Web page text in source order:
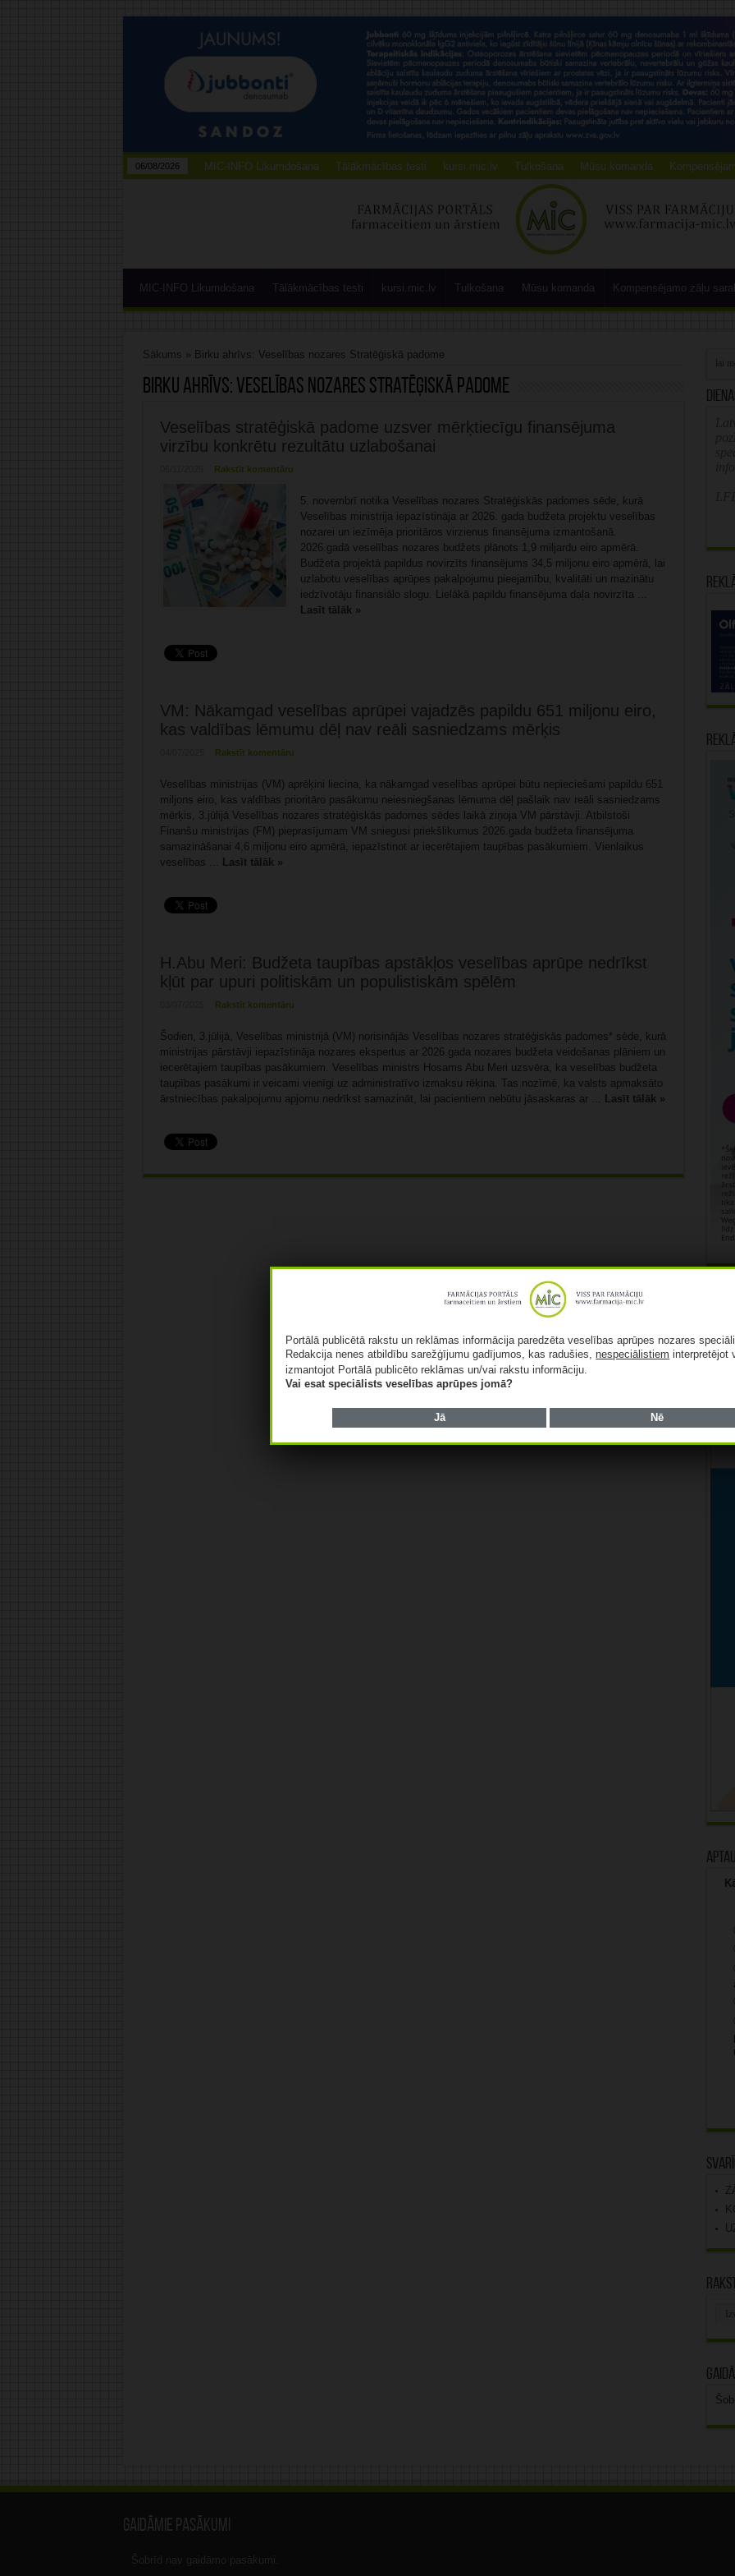
06/08/2026 MIC-INFO Likumdošana Tālākmācības testi kursi.mic.lv Tulkošana Mūsu komanda
MIC-INFO Likumdošana Tālākmācības testi kursi.mic.lv Tulkošana Mūsu komanda Kompensējamo zāļu
Sākums » Birku ahrīvs: Veselības nozares Stratēģiskā padome
Birku ahrīvs: Veselības nozares Stratēģiskā padome
Veselības stratēģiskā padome uzsver mērķtiecīgu finansējuma
virzību konkrētu rezultātu uzlabošanai
Rakstīt komentāru
5. novembrī notika Veselības nozares Stratēģiskās padomes sēde, kurā
Veselības ministrija iepazīstināja ar 2026. gada budžeta projektu veselības
nozarei un iezīmēja prioritāros virzienus finansējuma izmantošanā.
2026.gadā veselības nozares budžets plānots 1,9 miljardu eiro apmērā.
Budžeta projektā papildus novirzīts finansējums 34,5 miljonu eiro apmērā, lai
uzlabotu veselības aprūpes pakalpojumu pieejamību, kvalitāti un mazinātu
iedzīvotāju finansiālo slogu. Lielākā papildu finansējuma daļa novirzīta ...
Lasīt tālāk »
VM: Nākamgad veselības aprūpei vajadzēs papildu 651 miljonu eiro,
kas valdības lēmumu dēļ nav reāli sasniedzams mērķis
Rakstīt komentāru
Veselības ministrijas (VM) aprēķini liecina, ka nākamgad veselības aprūpei būtu nepieciešami papildu 651
miljons eiro, kas valdības prioritāro pasākumu neiesniegšanas lēmuma dēļ pašlaik nav reāli sasniedzams
mērķis, 3.jūlijā Veselības nozares stratēģiskās padomes sēdes laikā ziņoja VM pārstāvji. Atbilstoši
Finanšu ministrijas (FM) pieprasījumam VM sniegusi priekšlikumus 2026.gada budžeta finansējuma
samazināšanai 4,6 miljonu eiro apmērā, iepazīstinot ar iecerētajiem taupības pasākumiem. Vienlaikus
veselības ... Lasīt tālāk »
H.Abu Meri: Budžeta taupības apstākļos veselības aprūpe nedrīkst
kļūt par upuri politiskām un populistiskām spēlēm
Rakstīt komentāru
Šodien, 3.jūlijā, Veselības ministrijā (VM) norisinājās Veselības nozares stratēģiskās padomes* sēde, kurā
ministrijas pārstāvji iepazīstināja nozares ekspertus ar 2026.gada nozares budžeta veidošanas plāniem un
iecerētajiem taupības pasākumiem. Veselības ministrs Hosams Abu Meri uzsvēra, ka veselības budžeta
taupības pasākumi ir veicami vienīgi uz administratīvo izmaksu rēķina. Tas nozīmē, ka valsts apmaksāto
ārstniecības pakalpojumu apjomu nedrīkst samazināt, lai pacientiem nebūtu jāsaskaras ar ... Lasīt tālāk »
Gaidāmie pasākumi
Šobrīd nav gaidāmo pasākumi.
Portālā publicētā rakstu un reklāmas informācija paredzēta veselības aprūpes nozares
Redakcija nenes atbildību sarežģījumu gadījumos, kas radušies,nespeciālistiem interpretējot
izmantojot Portālā publicēto reklāmas un/vai rakstu informāciju.
Vai esat speciālists veselības aprūpes jomā?
Jā Nē